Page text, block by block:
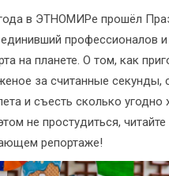
в ЭТНОМИРе прошёл
профессионалов
на планете. О том, как
за считанные секунды,
и съесть сколько угодно
не простудиться,
репортаже!